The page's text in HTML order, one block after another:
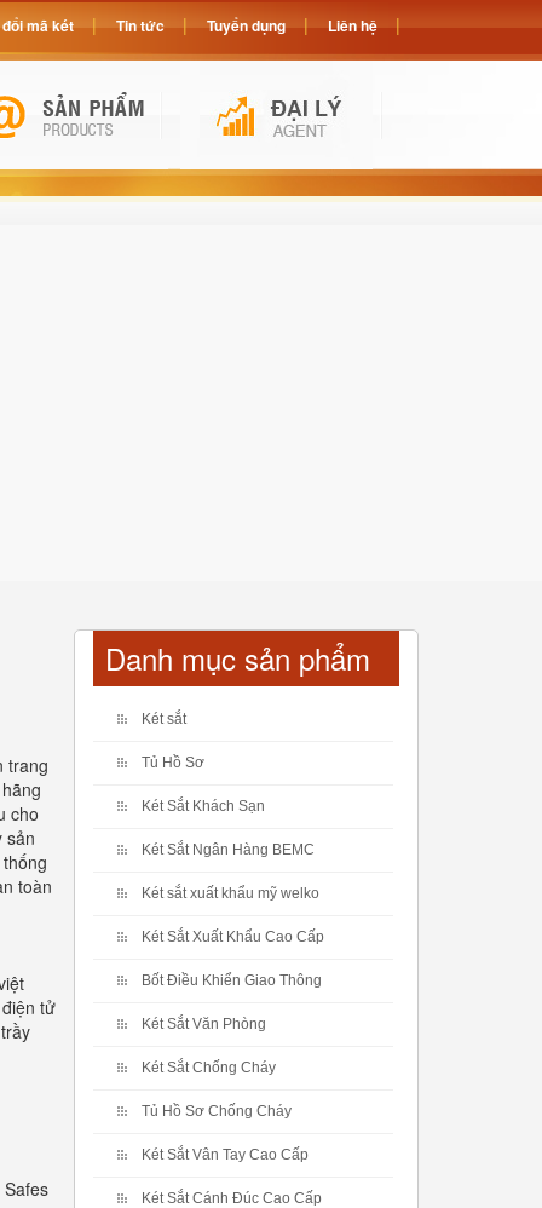
trang
cho
sản
toàn
tử
Danh mục sản phẩm
Két sắt
Tủ Hồ Sơ
Két Sắt Khách Sạn
Két Sắt Ngân Hàng BEMC
Két sắt xuất khẩu mỹ welko
Két Sắt Xuất Khẩu Cao Cấp
Bốt Điều Khiển Giao Thông
Két Sắt Văn Phòng
Két Sắt Chống Cháy
Tủ Hồ Sơ Chống Cháy
Két Sắt Vân Tay Cao Cấp
Két Sắt Cánh Đúc Cao Cấp
mã két Tin tức Tuyển dụng Liên hệ